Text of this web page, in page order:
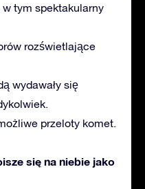
w tym spektakularny
rozświetlające
wydawały się
przeloty komet.
się na niebie jako